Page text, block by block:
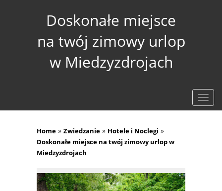
Doskonałe miejsce
na twój zimowy urlop
w Miedzyzdrojach
Home » Zwiedzanie » Hotele i Noclegi »
Doskonałe miejsce na twój zimowy urlop w
Miedzyzdrojach